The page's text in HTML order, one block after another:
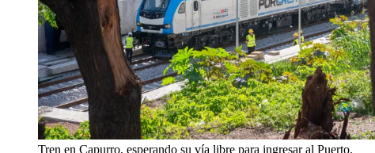
Tren en Capurro, esperando su vía libre para ingresar al Puerto.